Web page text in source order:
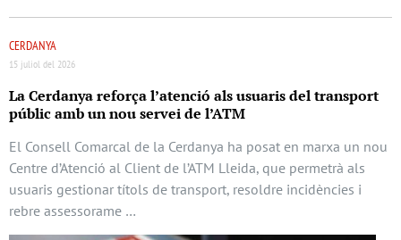
CERDANYA
15 juliol del 2026
La Cerdanya reforça l’atenció als usuaris del transport
públic amb un nou servei de l’ATM
El Consell Comarcal de la Cerdanya ha posat en marxa un nou
Centre d’Atenció al Client de l’ATM Lleida, que permetrà als
usuaris gestionar títols de transport, resoldre incidències i
rebre assessorame …